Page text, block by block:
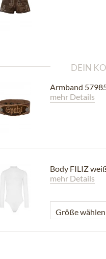
DEIN
Armband
mehr Details
Body FILIZ
mehr Details